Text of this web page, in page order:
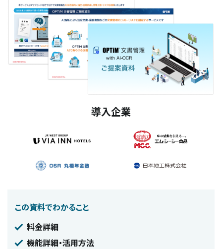
導入企業
この資料でわかること
料金詳細
機能詳細・活用方法